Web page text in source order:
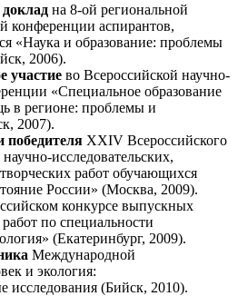
на 8-ой региональной
конференции аспирантов,
«Наука и образование: проблемы
2006).
участие во Всероссийской научно-
«Специальное образование
в регионе: проблемы и
2007).
победителя XXIV Всероссийского
исследовательских,
работ обучающихся
России» (Москва, 2009).
конкурсе выпускных
по специальности
(Екатеринбург, 2009).
Международной
и экология:
исследования (Бийск, 2010).